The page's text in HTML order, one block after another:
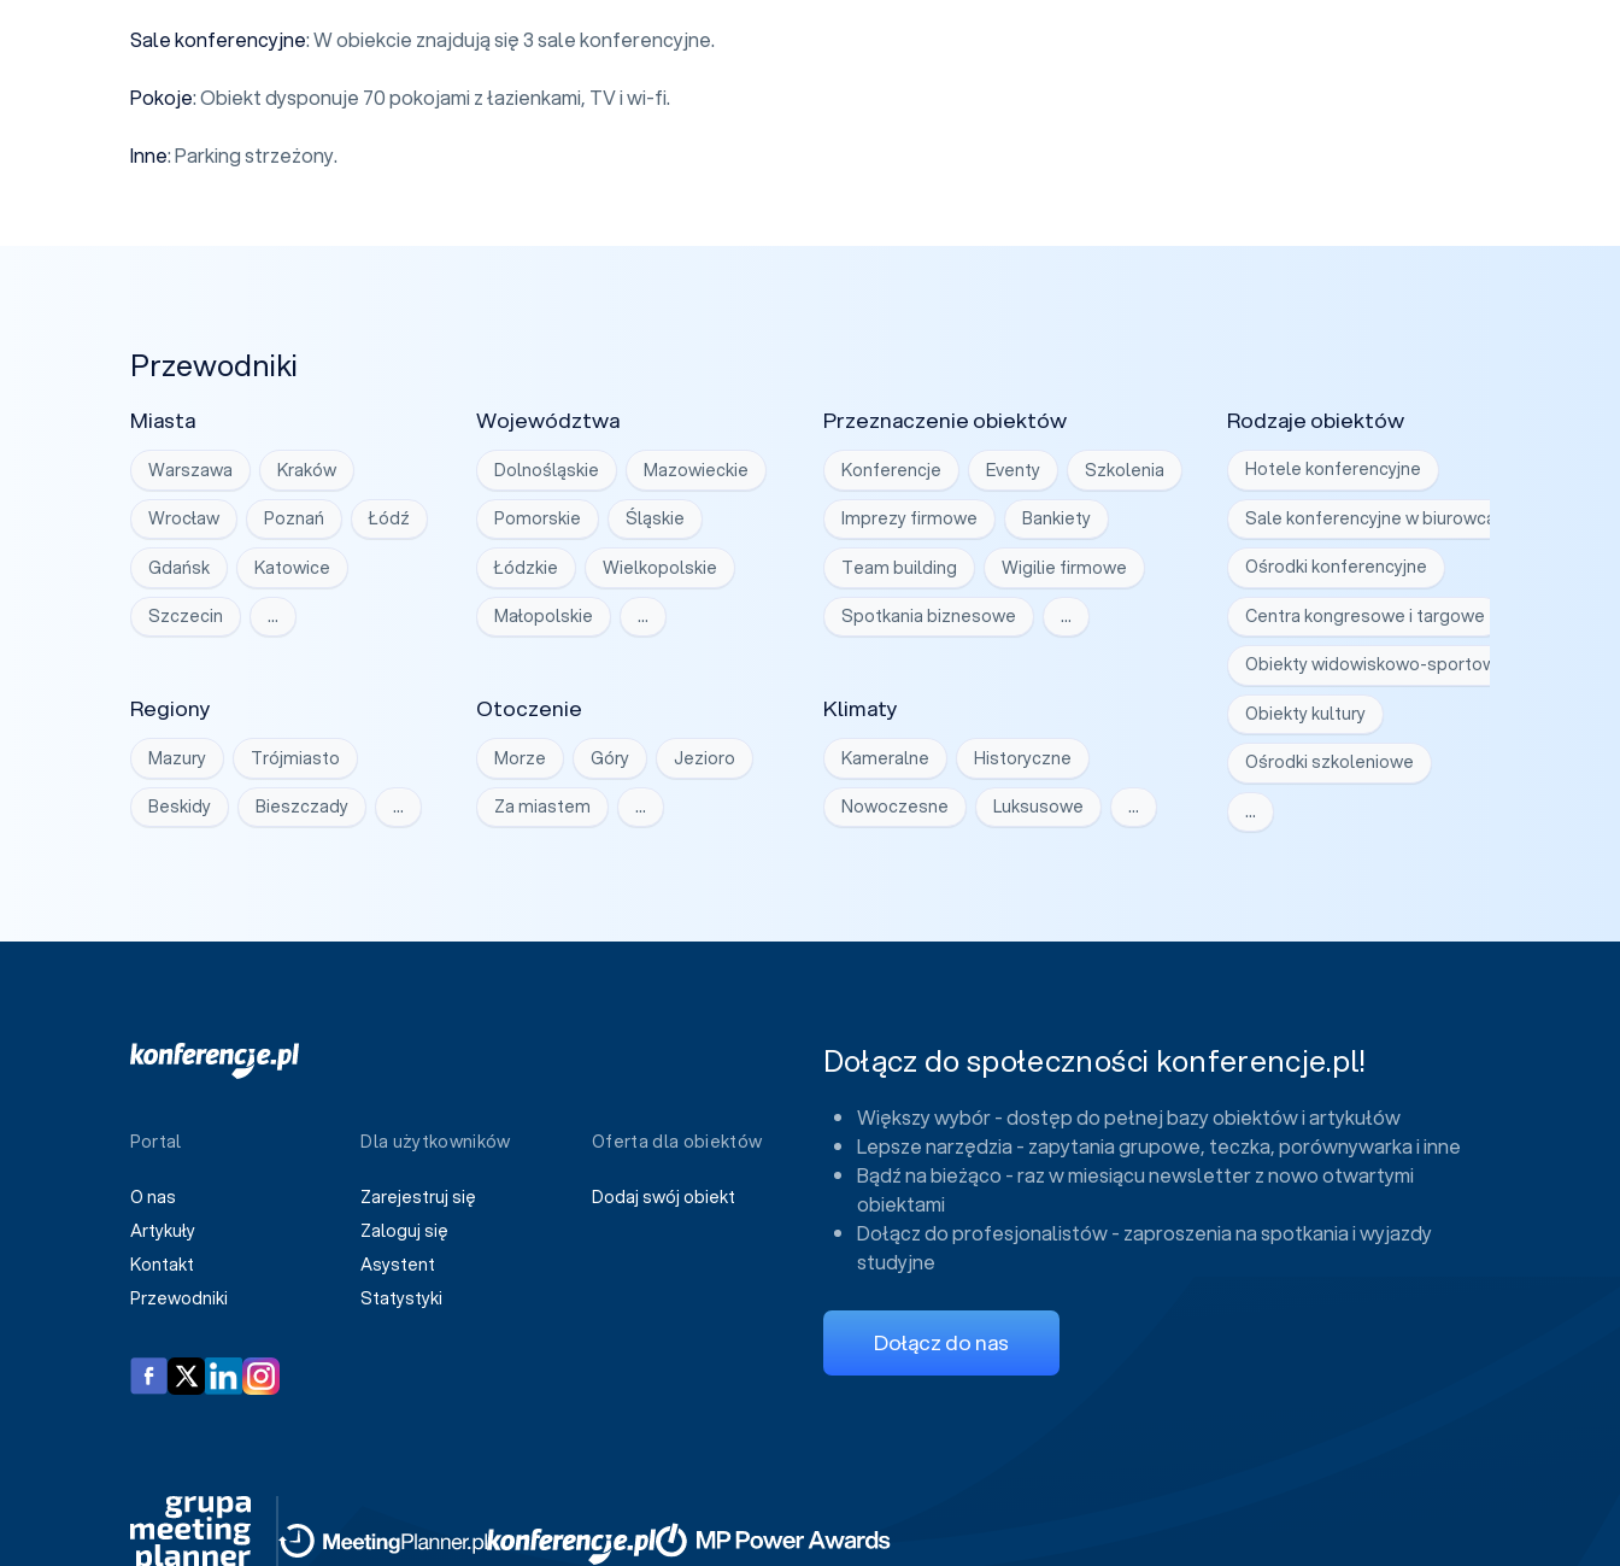
Sale konferencyjne: W obiekcie znajdują się 3 sale konferencyjne.
Pokoje: Obiekt dysponuje 70 pokojami z łazienkami, TV i wi-fi.
Inne: Parking strzeżony.
Przewodniki
Miasta
Warszawa Kraków
Wrocław Poznań Łódź
Gdańsk Katowice
Szczecin …
Województwa
Dolnośląskie Mazowieckie
Pomorskie Śląskie
Łódzkie Wielkopolskie
Małopolskie …
Regiony
Mazury Trójmiasto
Beskidy Bieszczady …
Otoczenie
Morze Góry Jezioro
Za miastem …
Klimaty
Kameralne Historyczne
Nowoczesne Luksusowe …
Przeznaczenie obiektów
Konferencje Eventy Szkolenia
Imprezy firmowe Bankiety
Team building Wigilie firmowe
Spotkania biznesowe …
Rodzaje obiektów
Hotele konferencyjne
Sale konferencyjne w biurowcach
Ośrodki konferencyjne
Centra kongresowe i targowe
Obiekty widowiskowo-sportowe
Obiekty kultury
Ośrodki szkoleniowe
…
Portal
O nas
Artykuły
Kontakt
Przewodniki
Dla użytkowników
Zarejestruj się
Zaloguj się
Asystent
Statystyki
Oferta dla obiektów
Dodaj swój obiekt
Dołącz do społeczności konferencje.pl!
Większy wybór - dostęp do pełnej bazy obiektów i artykułów
Lepsze narzędzia - zapytania grupowe, teczka, porównywarka i inne
Bądź na bieżąco - raz w miesiącu newsletter z nowo otwartymi
obiektami
Dołącz do profesjonalistów - zaproszenia na spotkania i wyjazdy
studyjne
Dołącz do nas